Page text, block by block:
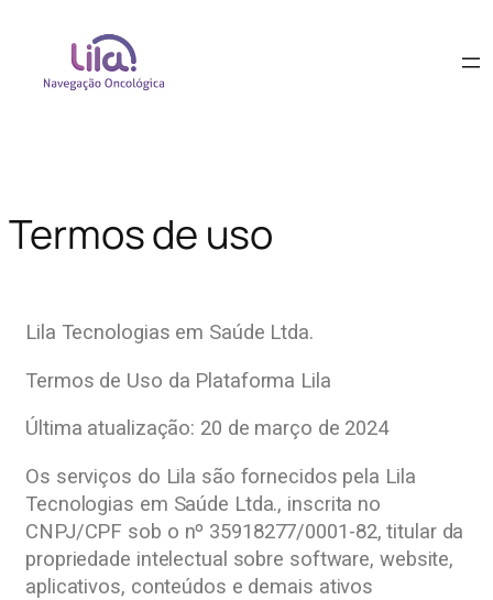
Termos de uso
Lila Tecnologias em Saúde Ltda.
Termos de Uso da Plataforma Lila
Última atualização: 20 de março de 2024
Os serviços do Lila são fornecidos pela Lila
Tecnologias em Saúde Ltda., inscrita no
CNPJ/CPF sob o nº 35918277/0001-82, titular da
propriedade intelectual sobre software, website,
aplicativos, conteúdos e demais ativos